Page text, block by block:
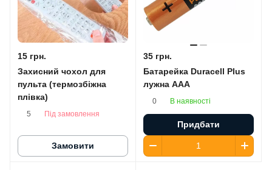
15 грн.
Захисний чохол для
пульта (термозбіжна
плівка)
5 Під замовлення
Замовити
35 грн.
Батарейка Duracell Plus
лужна AАA
0 В наявності
Придбати